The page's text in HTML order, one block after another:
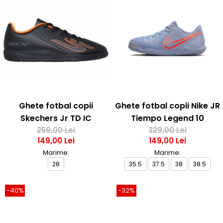
Ghete fotbal copii
Skechers Jr TD IC
259,00 Lei
149,00 Lei
Marime:
28
Ghete fotbal copii Nike JR
Tiempo Legend 10
Academy IC
329,00 Lei
149,00 Lei
Marime:
35.5 37.5 38 38.5
-40% -32%